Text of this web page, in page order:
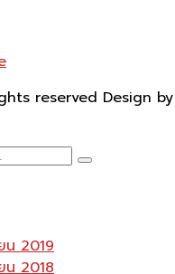
reserved Design by
2019
2018